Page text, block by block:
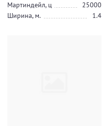
Мартиндейл, ц
25000
Ширина, м.
1.4